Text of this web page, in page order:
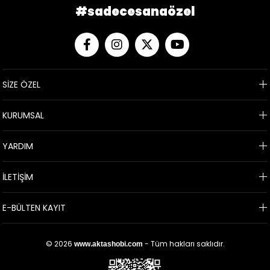
#sadecesanaözel
SİZE ÖZEL
KURUMSAL
YARDIM
İLETİŞİM
E-BÜLTEN KAYIT
© 2026 www.aktashobi.com - Tüm hakları saklıdır.